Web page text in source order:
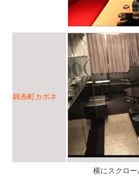
錦糸町カポネ